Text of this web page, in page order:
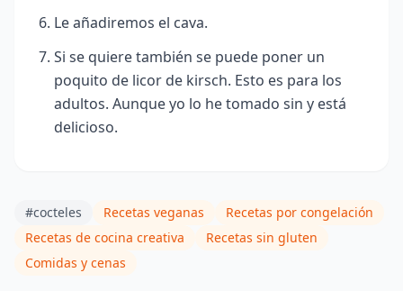
Le añadiremos el cava.
Si se quiere también se puede poner un
poquito de licor de kirsch. Esto es para los
adultos. Aunque yo lo he tomado sin y está
delicioso.
#cocteles Recetas veganas
Recetas por congelación
Recetas de cocina creativa
Recetas sin gluten
Comidas y cenas